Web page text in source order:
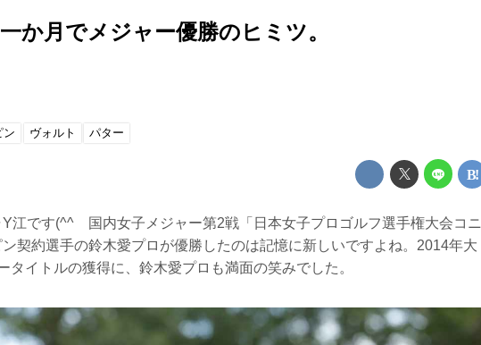
か月でメジャー優勝のヒミツ。
ン ヴォルト パター
江です(^^ゞ国内女子メジャー第2戦「日本女子プロゴルフ選手権大会コニ
契約選手の鈴木愛プロが優勝したのは記憶に新しいですよね。2014年大
タイトルの獲得に、鈴木愛プロも満面の笑みでした。